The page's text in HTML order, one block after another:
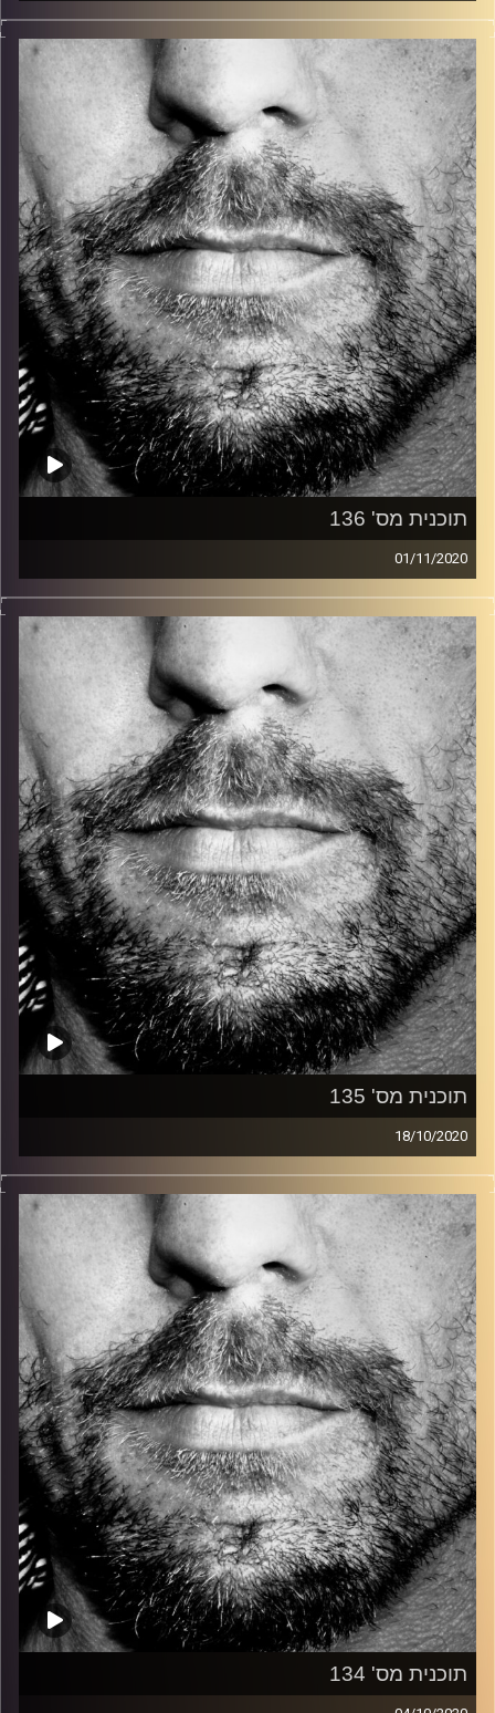
זיפים, מוזיקה מחוספסת של הופעות חיות. הרבה ג'אם, רוק,
בלוז, bluegrass, ג'אז, Fאנק, פרוגרסיב ואפילו אלקטרוניקה.
כל מה שחי, אמיתי ונושם.
עם שמוליק רגב.
קרדיט תמונות: David Goehring
תוכנית מס' 136
01/11/2020
זיפים, מוזיקה מחוספסת של הופעות חיות. הרבה ג'אם, רוק,
בלוז, bluegrass, ג'אז, Fאנק, פרוגרסיב ואפילו אלקטרוניקה.
כל מה שחי, אמיתי ונושם.
עם שמוליק רגב.
קרדיט תמונות: David Goehring
תוכנית מס' 135
18/10/2020
זיפים, מוזיקה מחוספסת של הופעות חיות. הרבה ג'אם, רוק,
בלוז, bluegrass, ג'אז, Fאנק, פרוגרסיב ואפילו אלקטרוניקה.
כל מה שחי, אמיתי ונושם.
עם שמוליק רגב.
קרדיט תמונות: David Goehring
תוכנית מס' 134